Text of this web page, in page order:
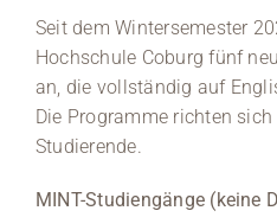
Seit dem Wintersemester
Hochschule Coburg fünf
an, die vollständig auf
Die Programme richten
Studierende.
MINT-Studiengänge (keine